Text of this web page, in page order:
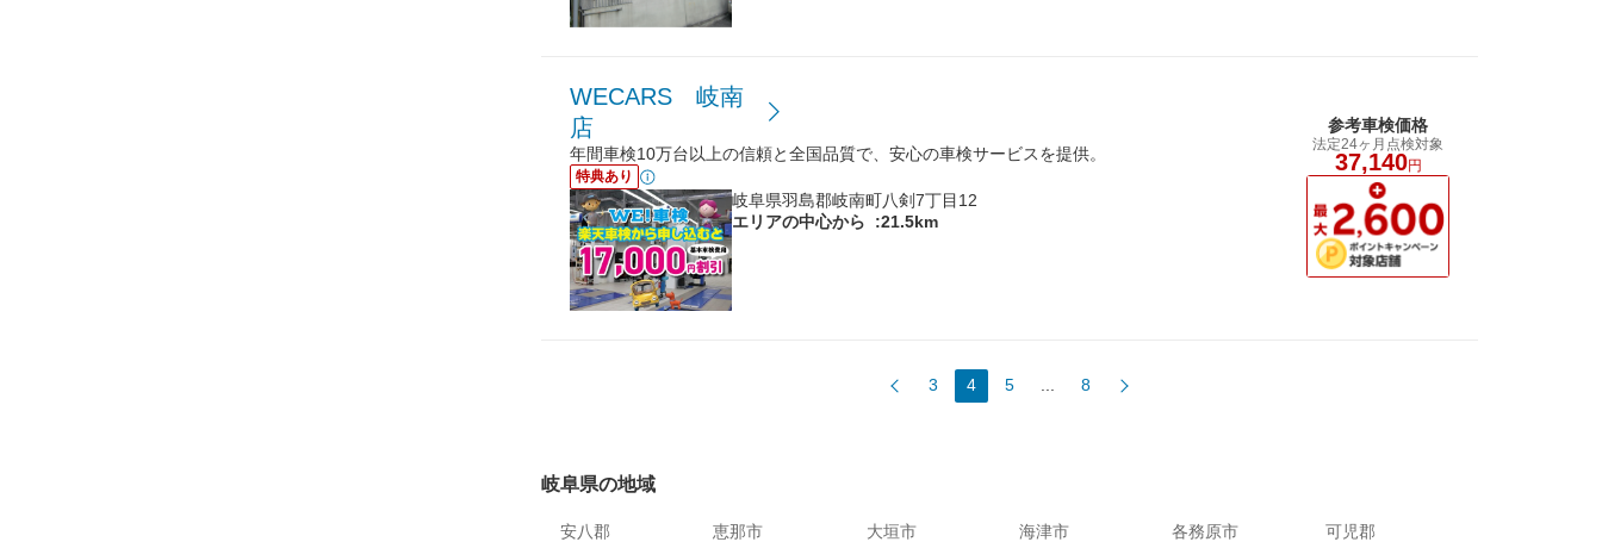
WECARS 岐南
店
年間車検10万台以上の信頼と全国品質で、安心の車検サービスを提供。
特典あり
岐阜県羽島郡岐南町八剣7丁目12
エリアの中心から
:21.5km
参考車検価格
法定24ヶ月点検対象
37,140円
3 4 5 ... 8
岐阜県の地域
安八郡 恵那市 大垣市 海津市 各務原市
可児郡